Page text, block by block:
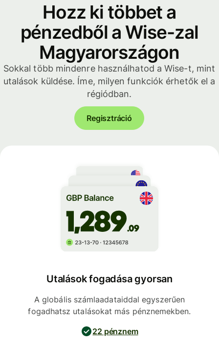
Hozz ki többet a
pénzedből a Wise-zal
Magyarországon
Sokkal több mindenre használhatod a Wise-t, mint
utalások küldése. Íme, milyen funkciók érhetők el a
régiódban.
Regisztráció
Utalások fogadása gyorsan
A globális számlaadataiddal egyszerűen
fogadhatsz utalásokat más pénznemekben.
22 pénznem